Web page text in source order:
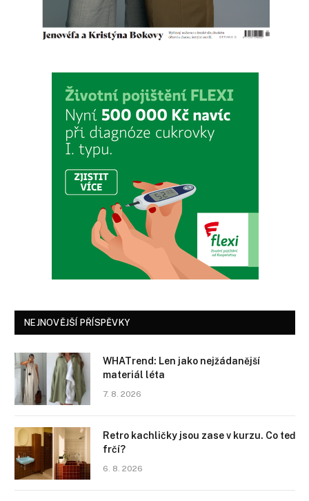
NEJNOVĚJŠÍ PŘÍSPĚVKY
WHATrend: Len jako nejžádanější
materiál léta
7. 8. 2026
Retro kachličky jsou zase v kurzu. Co teď
frčí?
6. 8. 2026